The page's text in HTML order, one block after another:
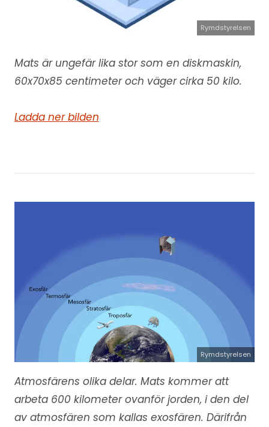
Rymdstyrelsen
Mats är ungefär lika stor som en diskmaskin,
60x70x85 centimeter och väger cirka 50 kilo.
Ladda ner bilden
Rymdstyrelsen
Atmosfärens olika delar. Mats kommer att
arbeta 600 kilometer ovanför jorden, i den del
av atmosfären som kallas exosfären. Därifrån